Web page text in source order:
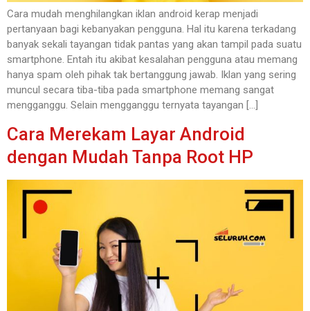
Cara mudah menghilangkan iklan android kerap menjadi
pertanyaan bagi kebanyakan pengguna. Hal itu karena terkadang
banyak sekali tayangan tidak pantas yang akan tampil pada suatu
smartphone. Entah itu akibat kesalahan pengguna atau memang
hanya spam oleh pihak tak bertanggung jawab. Iklan yang sering
muncul secara tiba-tiba pada smartphone memang sangat
mengganggu. Selain mengganggu ternyata tayangan […]
Cara Merekam Layar Android
dengan Mudah Tanpa Root HP